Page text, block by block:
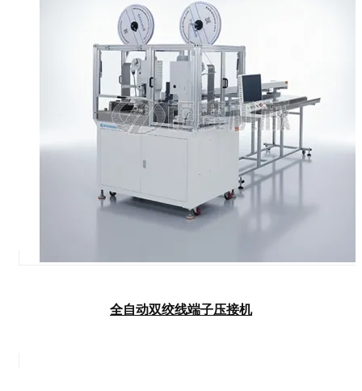
全自动双绞线端子压接机